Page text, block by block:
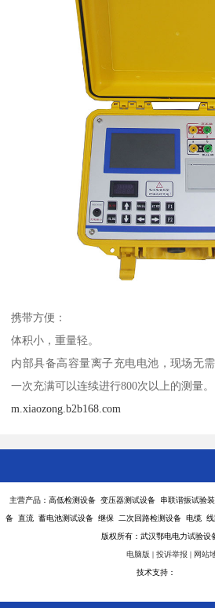
携带方便：
体积小，重量轻。
内部具备高容量离子充电电池，现场无
一次充满可以连续进行800次以上的测量。
m.xiaozong.b2b168.com
主营产品：高低检测设备 变压器测试设备 串联谐振试验
备 直流 蓄电池测试设备 继保 二次回路检测设备 电缆
版权所有：武汉鄂电电力试验设
电脑版 | 投诉举报 | 网站
技术支持：